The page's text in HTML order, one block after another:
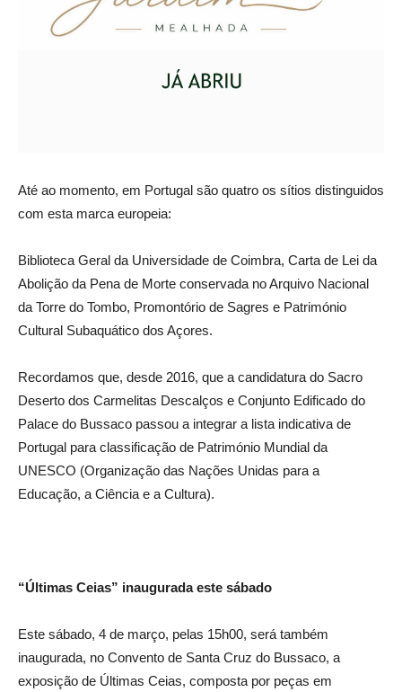
Até ao momento, em Portugal são quatro os sítios distinguidos
com esta marca europeia:
Biblioteca Geral da Universidade de Coimbra, Carta de Lei da
Abolição da Pena de Morte conservada no Arquivo Nacional
da Torre do Tombo, Promontório de Sagres e Património
Cultural Subaquático dos Açores.
Recordamos que, desde 2016, que a candidatura do Sacro
Deserto dos Carmelitas Descalços e Conjunto Edificado do
Palace do Bussaco passou a integrar a lista indicativa de
Portugal para classificação de Património Mundial da
UNESCO (Organização das Nações Unidas para a
Educação, a Ciência e a Cultura).
“Últimas Ceias” inaugurada este sábado
Este sábado, 4 de março, pelas 15h00, será também
inaugurada, no Convento de Santa Cruz do Bussaco, a
exposição de Últimas Ceias, composta por peças em